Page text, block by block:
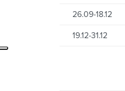
26.09-18.12
19.12-31.12